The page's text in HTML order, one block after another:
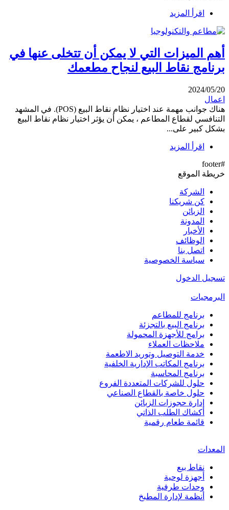
اقرأ المزيد
أهم الميزات التي لا يمكن أن تتخلى عنها في
برنامج نقاط البيع لنجاح مطعمك
2024/05/20
اعمال
هناك جوانب مهمة عند اختيار نظام نقاط البيع (POS). في المشهد
التنافسي لقطاع المطاعم ، يمكن أن يؤثر اختيار نظام نقاط البيع
بشكل كبير على...
اقرأ المزيد
#footer
خريطة الموقع
الشركة
كن شريكنا
الزبائن
المدونة
الأخبار
الوظائف
اتصل بنا
سياسة الخصوصية
تسجيل الدخول
البرمجيات
برنامج للمطاعم
برنامج البيع بالتجزئة
برامج للأجهزة المحمولة
ملاحظات العملاء
خدمة التوصيل وتوريد الاطعمة
برنامج المكاتب الإدارية الخلفية
برنامج المحاسبة
حلول للشركات المتعددة الفروع
حلول خاصة بالقطاع الصناعي
إدارة حجوزات الزبائن
أكشاك الطلب الذاتي
قائمة طعام رقمية
المعدات
نقاط بيع
أجهزة لوحية
وحدات طرفية
أنظمة لإدارة المطبخ